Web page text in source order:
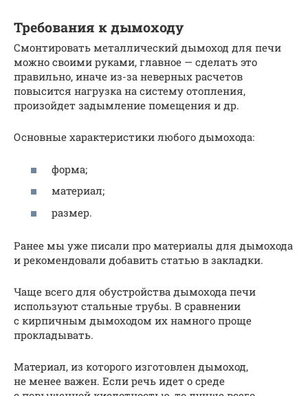
Требования к дымоходу
Смонтировать металлический дымоход для печи
можно своими руками, главное — сделать это
правильно, иначе из-за неверных расчетов
повысится нагрузка на систему отопления,
произойдет задымление помещения и др.
Основные характеристики любого дымохода:
форма;
материал;
размер.
Ранее мы уже писали про материалы для дымохода
и рекомендовали добавить статью в закладки.
Чаще всего для обустройства дымохода печи
используют стальные трубы. В сравнении
с кирпичным дымоходом их намного проще
прокладывать.
Материал, из которого изготовлен дымоход,
не менее важен. Если речь идет о среде